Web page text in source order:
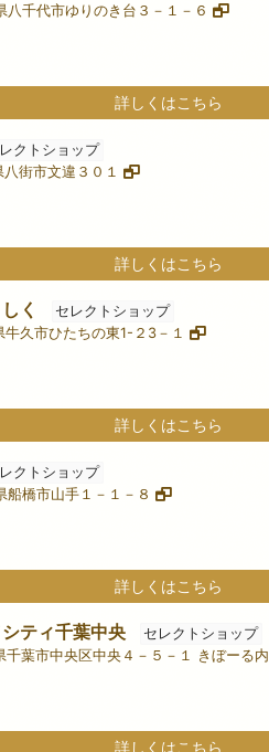
千代市ゆりのき台３－１－６
詳しくはこちら
クトショップ
街市文違３０１
詳しくはこちら
く
セレクトショップ
久市ひたちの東1-２3－１
詳しくはこちら
クトショップ
橋市山手１－１－８
詳しくはこちら
ティ千葉中央
セレクトショップ
葉市中央区中央４－５－１ きぼーる内
詳しくはこちら